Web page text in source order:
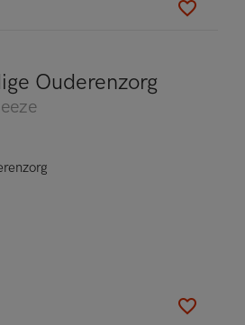
Ouderenzorg